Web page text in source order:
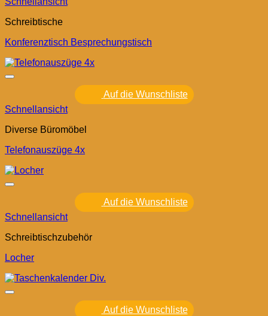
Schreibtische
Konferenztisch Besprechungstisch
Auf die Wunschliste
Schnellansicht
Diverse Büromöbel
Telefonauszüge 4x
Auf die Wunschliste
Schnellansicht
Schreibtischzubehör
Locher
Auf die Wunschliste